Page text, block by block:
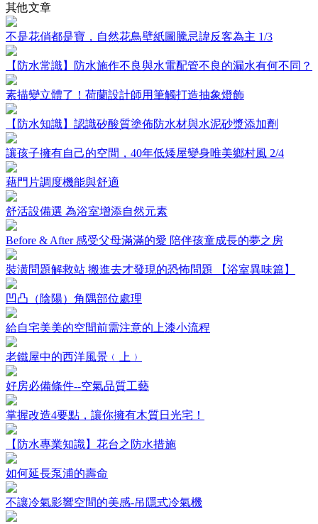
其他文章
不是花俏都是寶，自然花鳥壁紙圖騰忌諱反客為主 1/3
【防水常識】防水施作不良與水電配管不良的漏水有何不同？
素描變立體了！荷蘭設計師用筆觸打造抽象燈飾
【防水知識】認識矽酸質塗佈防水材與水泥砂漿添加劑
讓孩子擁有自己的空間，40年低矮屋變身唯美鄉村風 2/4
藉門片調度機能與舒適
舒活設備選 為浴室增添自然元素
Before & After 感受父母滿滿的愛 陪伴孩童成長的夢之房
裝潢問題解救站 搬進去才發現的恐怖問題 【浴室異味篇】
凹凸（陰陽）角隅部位處理
給自宅美美的空間前需注意的上漆小流程
老鐵屋中的西洋風景﹙上﹚
好房必備條件--空氣品質工藝
掌握改造4要點，讓你擁有木質日光宅！
【防水專業知識】花台之防水措施
如何延長泵浦的壽命
不讓冷氣影響空間的美感-吊隱式冷氣機